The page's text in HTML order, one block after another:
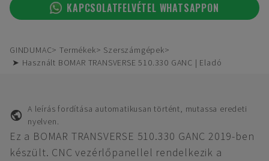
KAPCSOLATFELVÉTEL WHATSAPPON
GINDUMAC Termékek
Szerszámgépek
➤ Használt BOMAR TRANSVERSE 510.330 GANC | Eladó
A leírás fordítása automatikusan történt, mutassa eredeti
nyelven.
Ez a BOMAR TRANSVERSE 510.330 GANC 2019-ben
készült. CNC vezérlőpanellel rendelkezik a